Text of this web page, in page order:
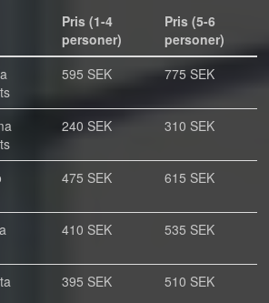
Pris (1-4
personer)
Pris (5-6
personer)
595 SEK 775 SEK
240 SEK 310 SEK
475 SEK 615 SEK
410 SEK 535 SEK
395 SEK 510 SEK